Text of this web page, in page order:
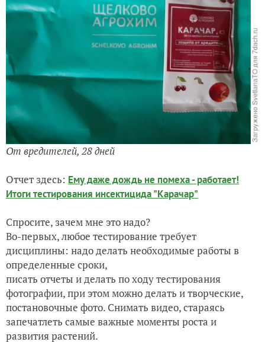
От вредителей, 28 дней
Отчет здесь: Ему даже дождь не помеха - работает!
Итоги тестирования инсектицида "Карачар"
Спросите, зачем мне это надо?
Во-первых, любое тестирование требует
дисциплины: надо делать необходимые работы в
определенные сроки,
писать отчеты и делать по ходу тестирования
фотографии, при этом можно делать и творческие,
постановочные фото. Снимать видео, стараясь
запечатлеть самые важные моменты роста и
развития растений.